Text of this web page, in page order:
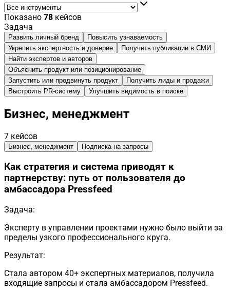
Показано 78 кейсов
Задача
Развить личный бренд
Повысить узнаваемость
Укрепить экспертность и доверие
Получить публикации в СМИ
Найти экспертов и авторов
Объяснить продукт или позиционирование
Запустить или продвинуть продукт
Получить лиды и продажи
Выстроить PR-систему
Улучшить видимость в поиске
Бизнес, менеджмент
7 кейсов
Бизнес, менеджмент Подписка на запросы
Как стратегия и система приводят к
партнерству: путь от пользователя до
амбассадора Pressfeed
Задача:
Эксперту в управлении проектами нужно было выйти за
пределы узкого профессионального круга.
Результат:
Стала автором 40+ экспертных материалов, получила
входящие запросы и стала амбассадором Pressfeed.